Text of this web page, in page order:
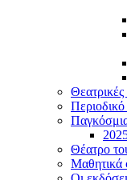
Θέατρο
Μαθητικά